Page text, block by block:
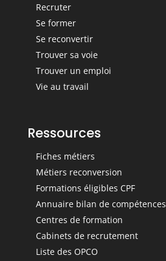
Recruter
Se former
Se reconvertir
Trouver sa voie
Trouver un emploi
Vie au travail
Ressources
Fiches métiers
Métiers reconversion
Formations éligibles CPF
Annuaire bilan de compétences
Centres de formation
Cabinets de recrutement
Liste des OPCO